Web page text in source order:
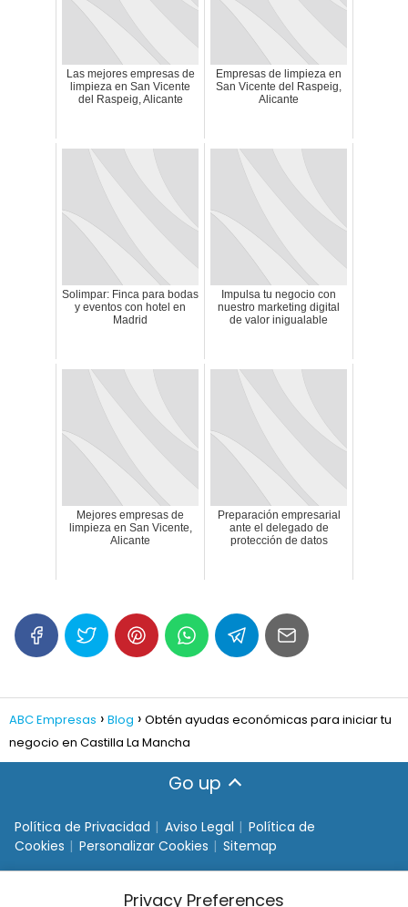
Las mejores empresas de
limpieza en San Vicente
del Raspeig, Alicante
Empresas de limpieza en
San Vicente del Raspeig,
Alicante
Solimpar: Finca para bodas
y eventos con hotel en
Madrid
Impulsa tu negocio con
nuestro marketing digital
de valor inigualable
Mejores empresas de
limpieza en San Vicente,
Alicante
Preparación empresarial
ante el delegado de
protección de datos
ABC Empresas Blog
Obtén ayudas económicas para iniciar tu
negocio en Castilla La Mancha
Go up
Política de Privacidad Aviso Legal
Política de
Cookies
Personalizar Cookies Sitemap
Privacy Preferences